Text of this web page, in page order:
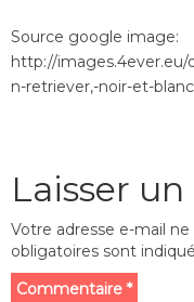
Source google image:
http://images.4ever.eu/
n-retriever,-noir-et-
Laisser
Votre adresse e-mail ne
obligatoires sont
Commentaire *